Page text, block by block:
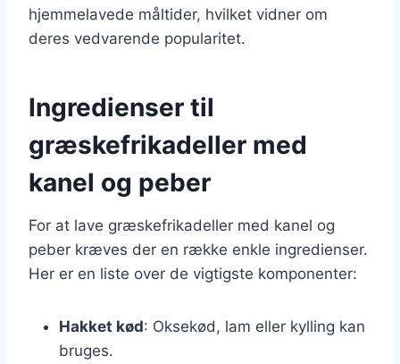
hjemmelavede måltider, hvilket vidner om
deres vedvarende popularitet.
Ingredienser til
græskefrikadeller med
kanel og peber
For at lave græskefrikadeller med kanel og
peber kræves der en række enkle ingredienser.
Her er en liste over de vigtigste komponenter:
Hakket kød: Oksekød, lam eller kylling kan
bruges.